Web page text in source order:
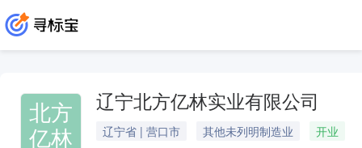
北方
亿林
辽宁北方亿林实业有限公司
辽宁省 | 营口市 其他未列明制造业
开业